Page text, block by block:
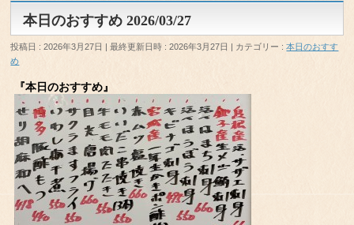
本日のおすすめ 2026/03/27
投稿日 : 2026年3月27日 最終更新日時 : 2026年3月27日 カテゴリー :本日のおすす
め
『本日のおすすめ』